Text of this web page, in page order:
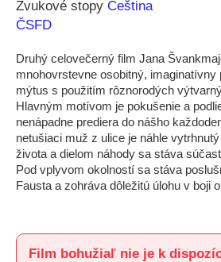
výroby
Zvukové stopy Čeština
ČSFD
Druhý celovečerný film Jana
mnohovrstevne osobitný,
mýtus s použitím rôznorodých
Hlavným motívom je pokušenie a
nenápadne prediera do nášho
netušiaci muž z ulice je náhle
života a dielom náhody sa stáva
Pod vplyvom okolností sa stáva
Fausta a zohráva dôležitú úlohu v boji
Film bohužiaľ nie je k